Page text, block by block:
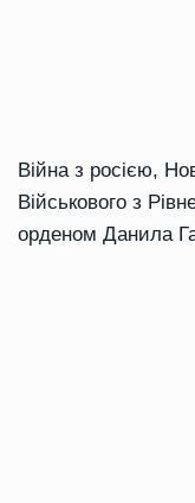
Війна з росією,
Військового з
орденом Данила